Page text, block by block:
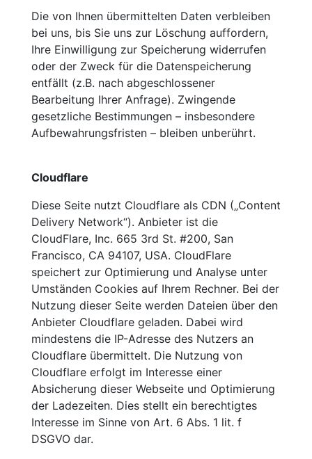
Die von Ihnen übermittelten Daten verbleiben
bei uns, bis Sie uns zur Löschung auffordern,
Ihre Einwilligung zur Speicherung widerrufen
oder der Zweck für die Datenspeicherung
entfällt (z.B. nach abgeschlossener
Bearbeitung Ihrer Anfrage). Zwingende
gesetzliche Bestimmungen – insbesondere
Aufbewahrungsfristen – bleiben unberührt.
Cloudflare
Diese Seite nutzt Cloudflare als CDN („Content
Delivery Network“). Anbieter ist die
CloudFlare, Inc. 665 3rd St. #200, San
Francisco, CA 94107, USA. CloudFlare
speichert zur Optimierung und Analyse unter
Umständen Cookies auf Ihrem Rechner. Bei der
Nutzung dieser Seite werden Dateien über den
Anbieter Cloudflare geladen. Dabei wird
mindestens die IP-Adresse des Nutzers an
Cloudflare übermittelt. Die Nutzung von
Cloudflare erfolgt im Interesse einer
Absicherung dieser Webseite und Optimierung
der Ladezeiten. Dies stellt ein berechtigtes
Interesse im Sinne von Art. 6 Abs. 1 lit. f
DSGVO dar.